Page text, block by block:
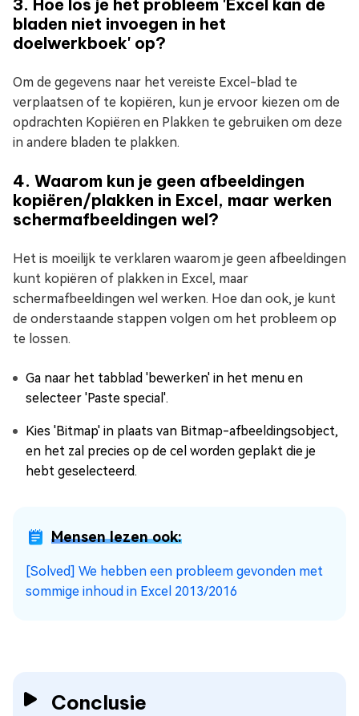
3. Hoe los je het probleem 'Excel kan de
bladen niet invoegen in het
doelwerkboek' op?
Om de gegevens naar het vereiste Excel-blad te
verplaatsen of te kopiëren, kun je ervoor kiezen om de
opdrachten Kopiëren en Plakken te gebruiken om deze
in andere bladen te plakken.
4. Waarom kun je geen afbeeldingen
kopiëren/plakken in Excel, maar werken
schermafbeeldingen wel?
Het is moeilijk te verklaren waarom je geen afbeeldingen
kunt kopiëren of plakken in Excel, maar
schermafbeeldingen wel werken. Hoe dan ook, je kunt
de onderstaande stappen volgen om het probleem op
te lossen.
Ga naar het tabblad 'bewerken' in het menu en
selecteer 'Paste special'.
Kies 'Bitmap' in plaats van Bitmap-afbeeldingsobject,
en het zal precies op de cel worden geplakt die je
hebt geselecteerd.
Mensen lezen ook:
[Solved] We hebben een probleem gevonden met
sommige inhoud in Excel 2013/2016
Conclusie